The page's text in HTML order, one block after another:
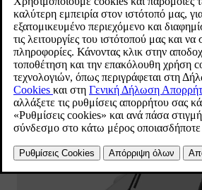
Ενημερώθηκε 16/04/2025
απομακρύνουν από το παρμπρίζ
υαλοκαθαριστήρων πρέπει να
εμφανίζουν σημάδια φθοράς.
Ενεργοποιήστε τη θέση ρύθμισης των
τις ρυθμίσεις στην κεντρική οθόνη.